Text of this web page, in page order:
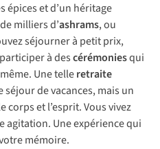
épices et d’un héritage
milliers d’ashrams, ou
séjourner à petit prix,
à descérémoniesqui
Une telleretraite
séjour de vacances, mais un
et l’esprit. Vous vivez
agitation. Une expérience qui
mémoire.